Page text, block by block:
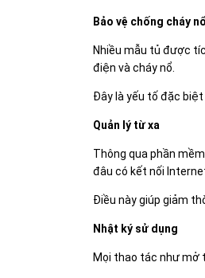
Bảo vệ chống cháy
Nhiều mẫu tủ được
điện và cháy nổ.
Đây là yếu tố đặc
Quản lý từ xa
Thông qua phần
đâu có kết nối
Điều này giúp giảm
Nhật ký sử dụng
Mọi thao tác như mở